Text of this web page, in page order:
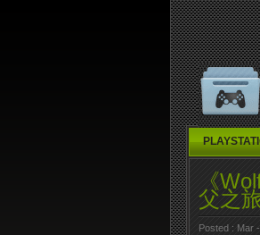
《
父之
Posted : Mar